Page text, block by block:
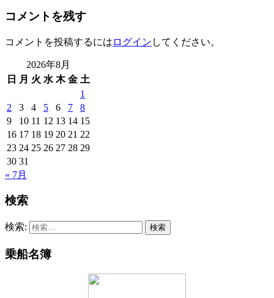
コメントを残す
コメントを投稿するには ログイン してください。
2026年8月
日
月 火 水 木 金 土
1
2
3 4 5 6 7
8
9
10 11 12 13 14 15
16 17 18 19 20 21 22
23 24 25 26 27 28 29
30 31
« 7月
検索
検索:
乗船名簿